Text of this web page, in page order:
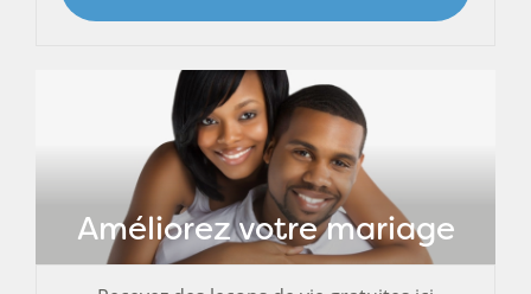
Améliorez votre mariage